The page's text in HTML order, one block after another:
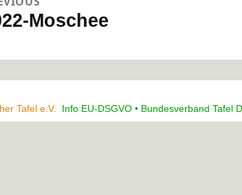
Moschee
Tafel e.V. Info EU-DSGVO • Bundesverband Tafel